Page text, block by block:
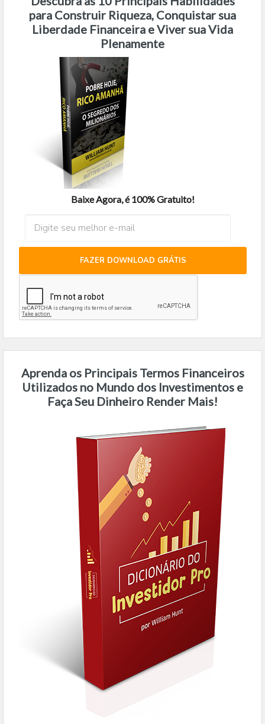
para Construir Riqueza, Conquistar sua
Liberdade Financeira e Viver sua Vida
Plenamente
Baixe Agora, é 100% Gratuito!
FAZER DOWNLOAD GRÁTIS
Aprenda os Principais Termos Financeiros
Utilizados no Mundo dos Investimentos e
Faça Seu Dinheiro Render Mais!